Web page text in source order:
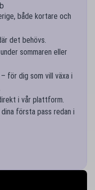
både kortare och
det behövs.
sommaren eller
för dig som vill växa i
i vår plattform.
första pass redan i